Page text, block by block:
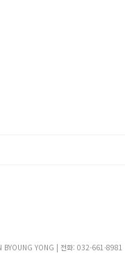
BYOUNG YONG | 전화: 032-661-